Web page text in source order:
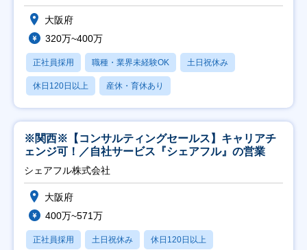
大阪府
320万~400万
正社員採用 職種・業界未経験OK 土日祝休み
休日120日以上 産休・育休あり
※関西※【コンサルティングセールス】キャリアチ
ェンジ可！／自社サービス『シェアフル』の営業
シェアフル株式会社
大阪府
400万~571万
正社員採用 土日祝休み 休日120日以上